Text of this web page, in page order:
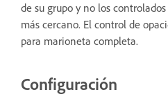
de su grupo y no los
más cercano. El control de
para marioneta completa.
Configuración